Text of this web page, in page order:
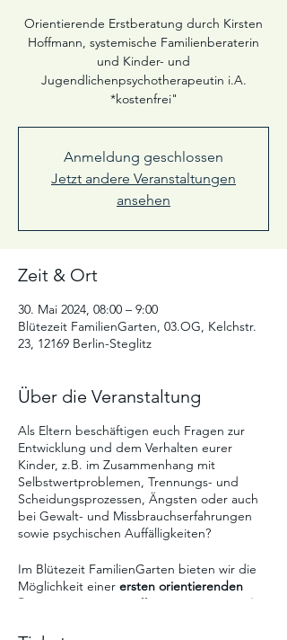
Orientierende Erstberatung durch Kirsten
Hoffmann, systemische Familienberaterin
und Kinder- und
Jugendlichenpsychotherapeutin i.A.
*kostenfrei"
Anmeldung geschlossen
Jetzt andere Veranstaltungen
ansehen
Zeit & Ort
30. Mai 2024, 08:00 – 9:00
Blütezeit FamilienGarten, 03.OG, Kelchstr.
23, 12169 Berlin-Steglitz
Über die Veranstaltung
Als Eltern beschäftigen euch Fragen zur
Entwicklung und dem Verhalten eurer
Kinder, z.B. im Zusammenhang mit
Selbstwertproblemen, Trennungs- und
Scheidungsprozessen, Ängsten oder auch
bei Gewalt- und Missbrauchserfahrungen
sowie psychischen Auffälligkeiten?
Im Blütezeit FamilienGarten bieten wir die
Möglichkeit einer ersten orientierenden
Beratung.
Kirsten Hoffmann ist systemische